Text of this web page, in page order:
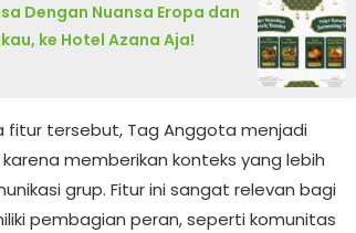
Dengan Nuansa Eropa dan
ke Hotel Azana Aja!
fitur tersebut, Tag Anggota menjadi
memberikan konteks yang lebih
grup. Fitur ini sangat relevan bagi
pembagian peran, seperti komunitas